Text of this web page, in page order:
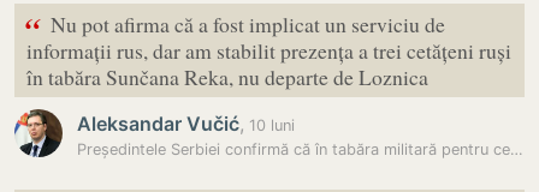
“ Nu pot afirma că a fost implicat un serviciu de
informații rus, dar am stabilit prezența a trei cetățeni ruși
în tabăra Sunčana Reka, nu departe de Loznica
Aleksandar Vučić, 10 luni
Președintele Serbiei confirmă că în tabăra militară pentru cetățeni ai…